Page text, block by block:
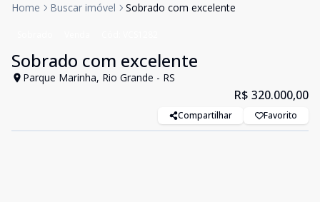
Home Buscar imóvel Sobrado com excelente
Sobrado com excelente
Parque Marinha, Rio Grande - RS
R$ 320.000,00
Compartilhar Favorito